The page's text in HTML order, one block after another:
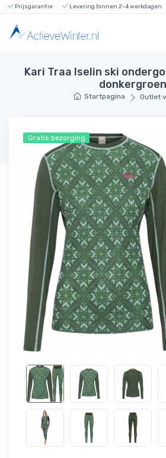
Prijsgarantie Levering binnen 2-4 werkdagen
Kari Traa Iselin ski
donkergroen
Startpagina Outlet
Gratis bezorging